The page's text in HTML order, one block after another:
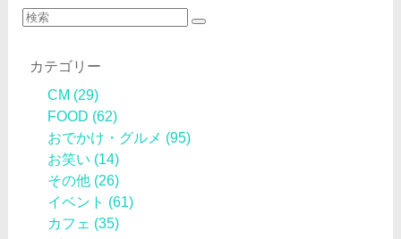
カテゴリー
CM (29)
FOOD (62)
おでかけ・グルメ (95)
お笑い (14)
その他 (26)
イベント (61)
カフェ (35)